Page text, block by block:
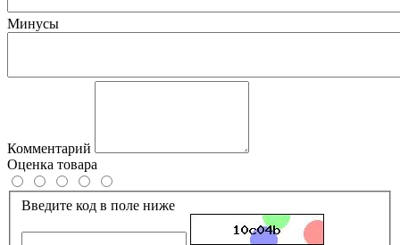
Минусы
Комментарий
Оценка товара
Введите код в поле ниже